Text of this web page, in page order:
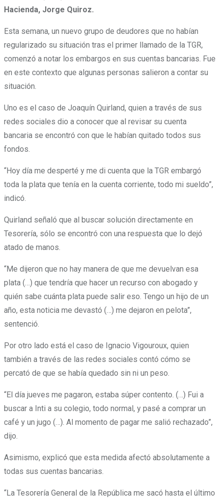
Hacienda, Jorge Quiroz.
Esta semana, un nuevo grupo de deudores que no habían
regularizado su situación tras el primer llamado de la TGR,
comenzó a notar los embargos en sus cuentas bancarias. Fue
en este contexto que algunas personas salieron a contar su
situación.
Uno es el caso de Joaquín Quirland, quien a través de sus
redes sociales dio a conocer que al revisar su cuenta
bancaria se encontró con que le habían quitado todos sus
fondos.
“Hoy día me desperté y me di cuenta que la TGR embargó
toda la plata que tenía en la cuenta corriente, todo mi sueldo”,
indicó.
Quirland señaló que al buscar solución directamente en
Tesorería, sólo se encontró con una respuesta que lo dejó
atado de manos.
“Me dijeron que no hay manera de que me devuelvan esa
plata (…) que tendría que hacer un recurso con abogado y
quién sabe cuánta plata puede salir eso. Tengo un hijo de un
año, esta noticia me devastó (…) me dejaron en pelota”,
sentenció.
Por otro lado está el caso de Ignacio Vigouroux, quien
también a través de las redes sociales contó cómo se
percató de que se había quedado sin ni un peso.
“El día jueves me pagaron, estaba súper contento. (…) Fui a
buscar a Inti a su colegio, todo normal, y pasé a comprar un
café y un jugo (…). Al momento de pagar me salió rechazado”,
dijo.
Asimismo, explicó que esta medida afectó absolutamente a
todas sus cuentas bancarias.
“La Tesorería General de la República me sacó hasta el último